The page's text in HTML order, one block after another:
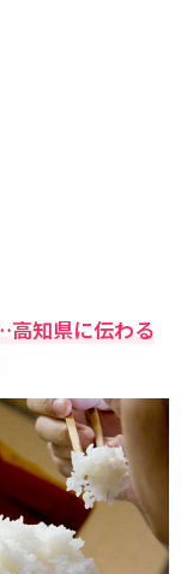
知県に伝わる